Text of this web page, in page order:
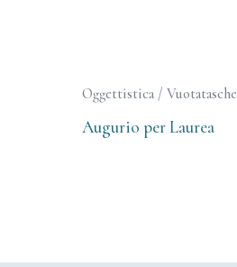
Oggettistica / Vuotatasche
Augurio per Laurea